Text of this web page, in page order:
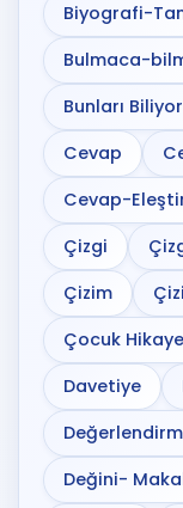
Biyografi-
Bulmaca-
Bunları
Cevap
Cevap-
Çizgi
Çizim
Çocuk
Davetiye
Değini-